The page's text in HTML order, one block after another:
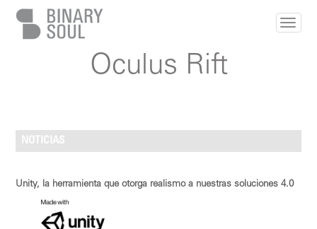
Pasar al contenido principalOculus Rift
NOTICIAS
Unity, la herramienta que otorga realismo a nuestras soluciones 4.0